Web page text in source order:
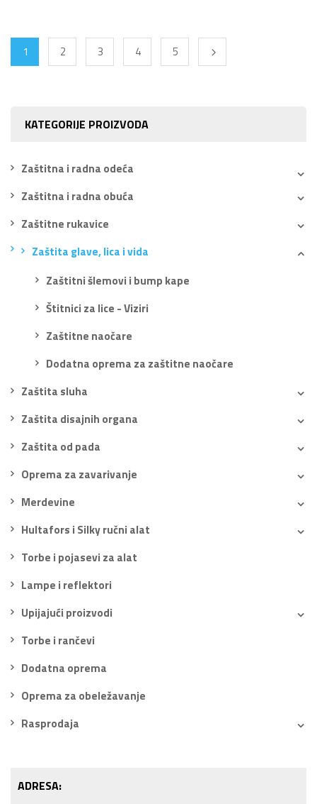
KATEGORIJE PROIZVODA
Zaštitna i radna odeća
Zaštitna i radna obuća
Zaštitne rukavice
Zaštita glave, lica i vida
Zaštitni šlemovi i bump kape
Štitnici za lice - Viziri
Zaštitne naočare
Dodatna oprema za zaštitne naočare
Zaštita sluha
Zaštita disajnih organa
Zaštita od pada
Oprema za zavarivanje
Merdevine
Hultafors i Silky ručni alat
Torbe i pojasevi za alat
Lampe i reflektori
Upijajući proizvodi
Torbe i rančevi
Dodatna oprema
Oprema za obeležavanje
Rasprodaja
ADRESA:
1 2 3 4 5